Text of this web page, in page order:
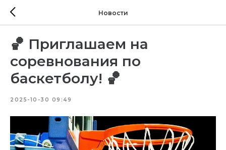
Новости
🏀 Приглашаем на
соревнования по
баскетболу! 🏀
2025-10-30 09:49